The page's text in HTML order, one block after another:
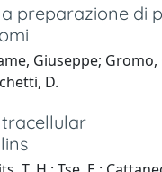
preparazione di
Giuseppe; Gromo,
D.